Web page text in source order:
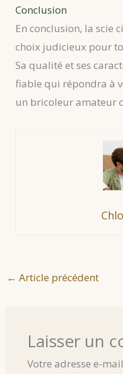
Conclusion
En conclusion, la scie
choix judicieux pour
Sa qualité et ses
fiable qui répondra à
un bricoleur amateur
← Article précédent
Laisser un
Votre adresse e-